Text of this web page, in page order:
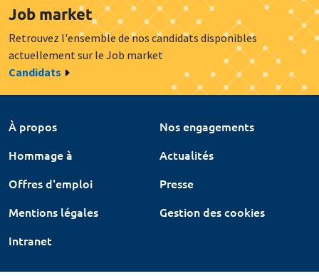
Job market
Retrouvez l'ensemble de nos candidats disponibles
actuellement sur le Job market
Candidats
À propos
Nos engagements
Hommage à
Actualités
Offres d'emploi
Presse
Mentions légales
Gestion des cookies
Intranet